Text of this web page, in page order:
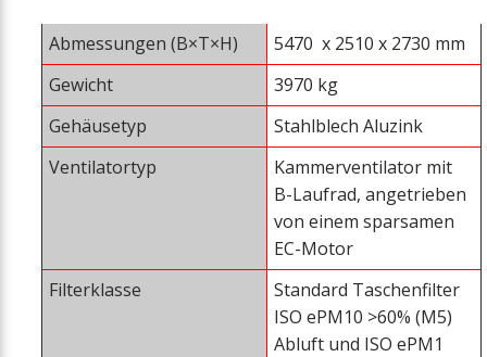
Abmessungen (B×T×H)
5470 x 2510 x 2730 mm
Gewicht
3970 kg
Gehäusetyp
Stahlblech Aluzink
Ventilatortyp
Kammerventilator mit
B-Laufrad, angetrieben
von einem sparsamen
EC-Motor
Filterklasse
Standard Taschenfilter
ISO ePM10 >60% (M5)
Abluft und ISO ePM1